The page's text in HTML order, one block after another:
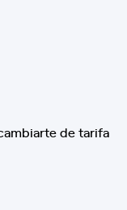
de tarifa